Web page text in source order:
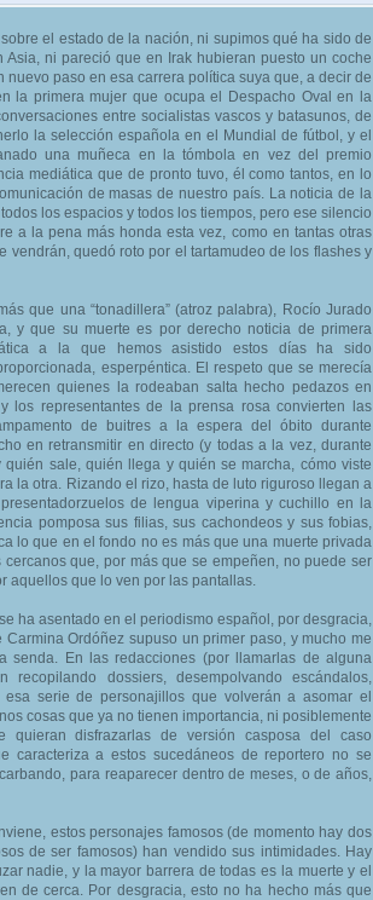
el estado de la nación, ni supimos qué ha sido de
Asia, ni pareció que en Irak hubieran puesto un coche
nuevo paso en esa carrera política suya que, a decir de
la primera mujer que ocupa el Despacho Oval en la
entre socialistas vascos y batasunos, de
la selección española en el Mundial de fútbol, y el
una muñeca en la tómbola en vez del premio
mediática que de pronto tuvo, él como tantos, en lo
de masas de nuestro país. La noticia de la
los espacios y todos los tiempos, pero ese silencio
a la pena más honda esta vez, como en tantas otras
vendrán, quedó roto por el tartamudeo de los flashes y
que una “tonadillera” (atroz palabra), Rocío Jurado
y que su muerte es por derecho noticia de primera
a la que hemos asistido estos días ha sido
esperpéntica. El respeto que se merecía
quienes la rodeaban salta hecho pedazos en
los representantes de la prensa rosa convierten las
de buitres a la espera del óbito durante
en retransmitir en directo (y todas a la vez, durante
sale, quién llega y quién se marcha, cómo viste
la otra. Rizando el rizo, hasta de luto riguroso llegan a
de lengua viperina y cuchillo en la
pomposa sus filias, sus cachondeos y sus fobias,
lo que en el fondo no es más que una muerte privada
que, por más que se empeñen, no puede ser
aquellos que lo ven por las pantallas.
ha asentado en el periodismo español, por desgracia,
Ordóñez supuso un primer paso, y mucho me
senda. En las redacciones (por llamarlas de alguna
dossiers, desempolvando escándalos,
serie de personajillos que volverán a asomar el
cosas que ya no tienen importancia, ni posiblemente
quieran disfrazarlas de versión casposa del caso
caracteriza a estos sucedáneos de reportero no se
para reaparecer dentro de meses, o de años,
estos personajes famosos (de momento hay dos
de ser famosos) han vendido sus intimidades. Hay
nadie, y la mayor barrera de todas es la muerte y el
de cerca. Por desgracia, esto no ha hecho más que